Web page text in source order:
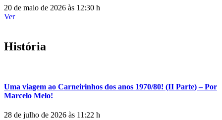
20 de maio de 2026 às 12:30 h
Ver
História
Uma viagem ao Carneirinhos dos anos 1970/80! (II Parte) – Por
Marcelo Melo!
28 de julho de 2026 às 11:22 h